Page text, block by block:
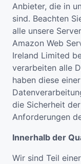
Anbieter, die in
sind. Beachten
alle unsere
Amazon Web
Ireland Limited
verarbeiten alle
haben diese
die Sicherheit
Anforderungen
Innerhalb der
Wir sind Teil